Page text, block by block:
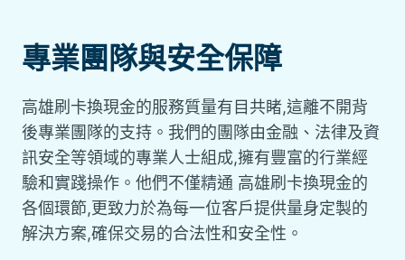
專業團隊與安全保障
高雄刷卡換現金的服務質量有目共睹,這離不開背
後專業團隊的支持。我們的團隊由金融、法律及資
訊安全等領域的專業人士組成,擁有豐富的行業經
驗和實踐操作。他們不僅精通 高雄刷卡換現金的
各個環節,更致力於為每一位客戶提供量身定製的
解決方案,確保交易的合法性和安全性。